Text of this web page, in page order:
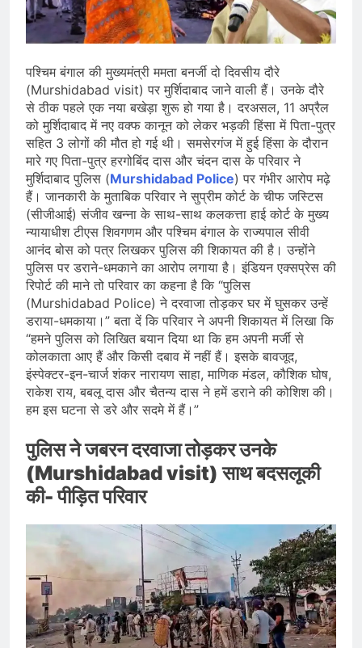
प्रदर्शन तेज़, PM आवास मार्च रोका गया,
सरकार से तीन बड़ी मांगें
August 5, 2026
सावन और आगामी त्योहारों को लेकर देशभर में
धार्मिक आयोजनों की धूम
August 4, 2026
राष्ट्रीय हथकरघा दिवस की तैयारियाँ तेज़,
देशभर में विशेष कार्यक्रमों के जरिए भारतीय
बुनकरों और पारंपरिक वस्त्रों को मिलेगा बढ़ावा
August 2, 2026
पश्चिम बंगाल की मुख्यमंत्री ममता बनर्जी दो दिवसीय दौरे
(Murshidabad visit) पर मुर्शिदाबाद जाने वाली हैं। उनके दौरे
से ठीक पहले एक नया बखेड़ा शुरू हो गया है। दरअसल, 11 अप्रैल
को मुर्शिदाबाद में नए वक्फ कानून को लेकर भड़की हिंसा में पिता-पुत्र
सहित 3 लोगों की मौत हो गई थी। समसेरगंज में हुई हिंसा के दौरान
मारे गए पिता-पुत्र हरगोबिंद दास और चंदन दास के परिवार ने
मुर्शिदाबाद पुलिस (Murshidabad Police) पर गंभीर आरोप मढ़े
हैं। जानकारी के मुताबिक परिवार ने सुप्रीम कोर्ट के चीफ जस्टिस
(सीजीआई) संजीव खन्ना के साथ-साथ कलकत्ता हाई कोर्ट के मुख्य
न्यायाधीश टीएस शिवगणम और पश्चिम बंगाल के राज्यपाल सीवी
आनंद बोस को पत्र लिखकर पुलिस की शिकायत की है। उन्होंने
पुलिस पर डराने-धमकाने का आरोप लगाया है। इंडियन एक्सप्रेस की
रिपोर्ट की माने तो परिवार का कहना है कि “पुलिस
(Murshidabad Police) ने दरवाजा तोड़कर घर में घुसकर उन्हें
डराया-धमकाया।” बता दें कि परिवार ने अपनी शिकायत में लिखा कि
“हमने पुलिस को लिखित बयान दिया था कि हम अपनी मर्जी से
कोलकाता आए हैं और किसी दबाव में नहीं हैं। इसके बावजूद,
इंस्पेक्टर-इन-चार्ज शंकर नारायण साहा, माणिक मंडल, कौशिक घोष,
राकेश राय, बबलू दास और चैतन्य दास ने हमें डराने की कोशिश की।
हम इस घटना से डरे और सदमे में हैं।”
पुलिस ने जबरन दरवाजा तोड़कर उनके
(Murshidabad visit) साथ बदसलूकी
की- पीड़ित परिवार